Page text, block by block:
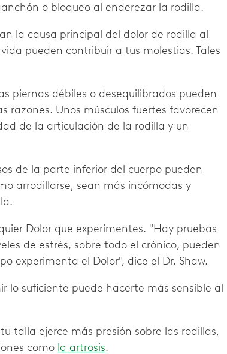
o bloqueo al enderezar la rodilla.
la causa principal del dolor de rodilla al
pueden contribuir a tus molestias. Tales
piernas débiles o desequilibrados pueden
razones. Unos músculos fuertes favorecen
de la articulación de la rodilla y un
de la parte inferior del cuerpo pueden
arrodillarse, sean más incómodas y
Dolor que experimentes. "Hay pruebas
de estrés, sobre todo el crónico, pueden
experimenta el Dolor", dice el Dr. Shaw.
lo suficiente puede hacerte más sensible al
talla ejerce más presión sobre las rodillas,
como la artrosis.